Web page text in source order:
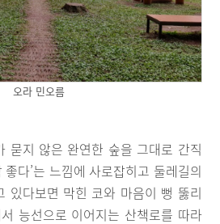
오라 민오름
묻지 않은 완연한 숲을 그대로 간직
다’는 느낌에 사로잡히고 둘레길의
있다보면 막힌 코와 마음이 뻥 뚫리
능선으로 이어지는 산책로를 따라